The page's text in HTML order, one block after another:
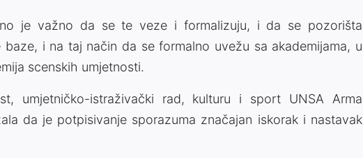
je važno da se te veze i formalizuju, i da se pozorišta
baze, i na taj način da se formalno uvežu sa akademijama, u
scenskih umjetnosti.
umjetničko-istraživački rad, kulturu i sport UNSA Arma
da je potpisivanje sporazuma značajan iskorak i nastavak